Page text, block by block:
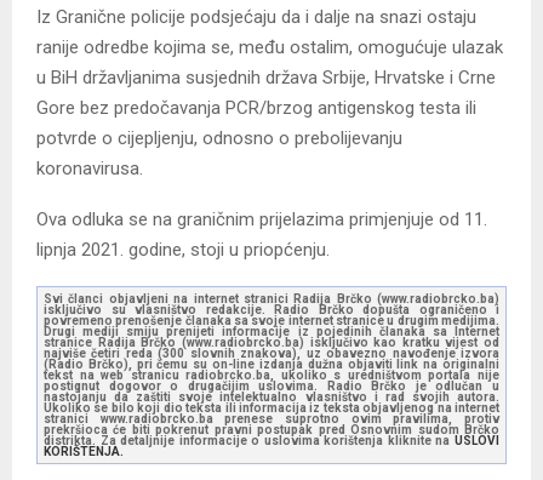
Iz Granične policije podsjećaju da i dalje na snazi ostaju
ranije odredbe kojima se, među ostalim, omogućuje ulazak
u BiH državljanima susjednih država Srbije, Hrvatske i Crne
Gore bez predočavanja PCR/brzog antigenskog testa ili
potvrde o cijepljenju, odnosno o prebolijevanju
koronavirusa.
Ova odluka se na graničnim prijelazima primjenjuje od 11.
lipnja 2021. godine, stoji u priopćenju.
Svi članci objavljeni na internet stranici Radija Brčko (www.radiobrcko.ba)
isključivo su vlasništvo redakcije. Radio Brčko dopušta ograničeno i
povremeno prenošenje članaka sa svoje internet stranice u drugim medijima.
Drugi mediji smiju prenijeti informacije iz pojedinih članaka sa Internet
stranice Radija Brčko (www.radiobrcko.ba) isključivo kao kratku vijest od
najviše četiri reda (300 slovnih znakova), uz obavezno navođenje izvora
(Radio Brčko), pri čemu su on-line izdanja dužna objaviti link na originalni
tekst na web stranicu radiobrcko.ba, ukoliko s uredništvom portala nije
postignut dogovor o drugačijim uslovima. Radio Brčko je odlučan u
nastojanju da zaštiti svoje intelektualno vlasništvo i rad svojih autora.
Ukoliko se bilo koji dio teksta ili informacija iz teksta objavljenog na internet
stranici www.radiobrcko.ba prenese suprotno ovim pravilima, protiv
prekršioca će biti pokrenut pravni postupak pred Osnovnim sudom Brčko
distrikta. Za detaljnije informacije o uslovima korištenja kliknite na USLOVI
KORIŠTENJA.